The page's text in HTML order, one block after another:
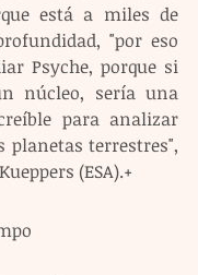
está a miles de
"por eso
Psyche, porque si
núcleo, sería una
para analizar
planetas terrestres",
(ESA).+